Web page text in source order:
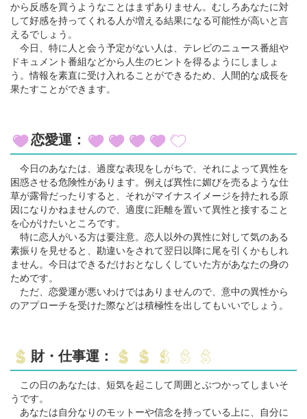
から反感を買うようなことはまずありません。むしろあなたに対
して好感を持ってくれる人が増える結果になる可能性が高いと言
えるでしょう。
今日、特に人と会う予定がない人は、テレビのニュース番組や
ドキュメント番組などから人生のヒントを得るようにしましょ
う。情報を素直に受け入れることができるため、人間的な成長を
果たすことができます。
恋愛運：
今日のあなたは、過度な表現をしがちで、それによって異性を
困惑させる危険性があります。例えば異性に媚びを売るような仕
草が露骨だったりすると、それがマイナスイメージを持たれる原
因になりかねませんので、適度に距離を置いて異性と接すること
を心がけたいところです。
特に恋人がいる方は要注意。恋人以外の異性に対して気のある
素振りを見せると、勘違いをされて翌日以降に尾を引くかもしれ
ません。今日はできるだけおとなしくしていた方があなたの身の
ためです。
ただ、恋愛運が悪いわけではありませんので、意中の異性から
のアプローチを受けた際などは積極性を出してもいいでしょう。
財・仕事運：
この日のあなたは、短気を起こして周囲とぶつかってしまいそ
うです。
あなたは自分なりのモットーや信念を持っている上に、自分に